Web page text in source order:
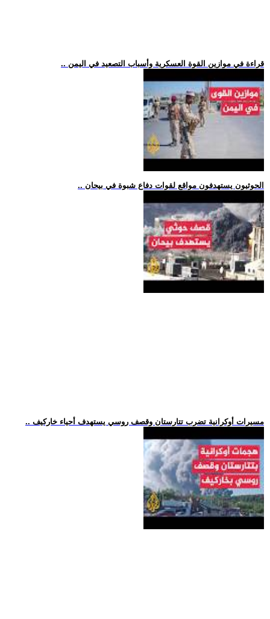
.. قراءة في موازين القوة العسكرية وأسباب التصعيد في اليمن
.. الحوثيون يستهدفون مواقع لقوات دفاع شبوة في بيحان
.. مسيرات أوكرانية تضرب تتارستان وقصف روسي يستهدف أحياء خاركيف